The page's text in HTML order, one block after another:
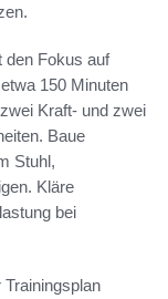
den Fokus auf
150 Minuten
Kraft- und zwei
Baue
Stuhl,
Kläre
bei